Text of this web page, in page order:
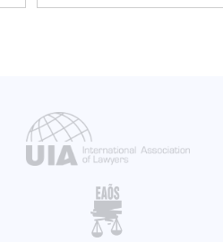
minimaalsuspõhimõtet
järgides ei ole andmete
kogumine reisija soolise
põhjendatud. Põhjend...